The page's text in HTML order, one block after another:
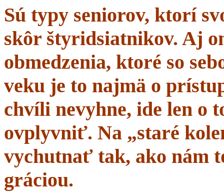
Sú typy seniorov, ktorí
skôr štyridsiatnikov. Aj
obmedzenia, ktoré so
veku je to najmä o
chvíli nevyhne, ide len o
ovplyvniť. Na „staré
vychutnať tak, ako nám
gráciou.